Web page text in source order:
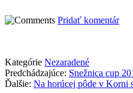
Pridať komentár
Kategórie Nezaradené
Predchádzajúce: Snežnica cup
Ďalšie: Na horúcej pôde v Korni